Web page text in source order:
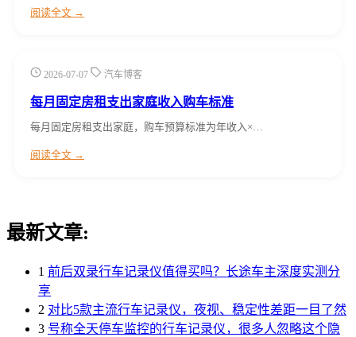
阅读全文 →
2026-07-07 汽车博客
每月固定房租支出家庭收入购车标准
每月固定房租支出家庭，购车预算标准为年收入×…
阅读全文 →
最新文章:
1 前后双录行车记录仪值得买吗？长途车主深度实测分
享
2 对比5款主流行车记录仪，夜视、稳定性差距一目了然
3 号称全天停车监控的行车记录仪，很多人忽略这个隐